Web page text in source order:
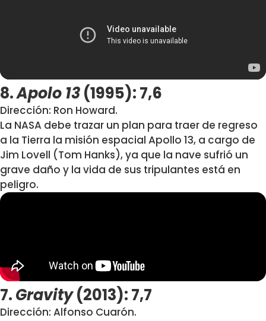
8.Apolo 13(1995): 7,6
Dirección: Ron Howard.
La NASA debe trazar un plan para traer de regreso
a la Tierra la misión espacial Apollo 13, a cargo de
Jim Lovell (Tom Hanks), ya que la nave sufrió un
grave daño y la vida de sus tripulantes está en
peligro.
7.Gravity(2013): 7,7
Dirección: Alfonso Cuarón.